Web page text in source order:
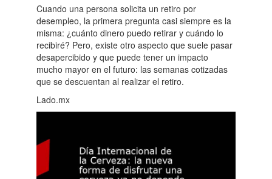
Cuando una persona solicita un retiro por
desempleo, la primera pregunta casi siempre es la
misma: ¿cuánto dinero puedo retirar y cuándo lo
recibiré? Pero, existe otro aspecto que suele pasar
desapercibido y que puede tener un impacto
mucho mayor en el futuro: las semanas cotizadas
que se descuentan al realizar el retiro.
Lado.mx